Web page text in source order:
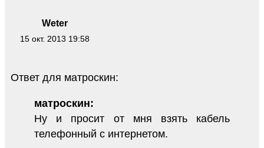
Weter
15 окт. 2013 19:58
Ответ для матроскин:
матроскин:
Ну и просит от мня взять кабель
телефонный с интернетом.